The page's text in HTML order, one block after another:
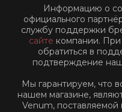
Информацию о
официального
службу поддержки
сайте компании.
обратиться в
подтверждение
Мы гарантируем, что
нашем магазине,
Venum,